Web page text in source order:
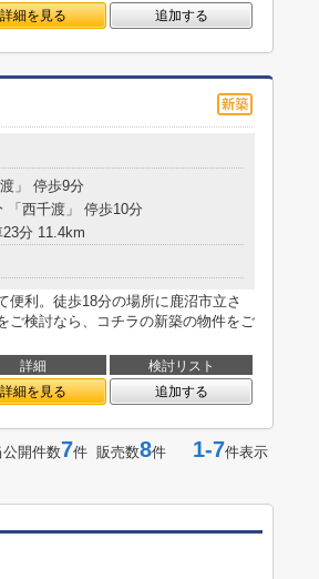
詳細を見る 追加する
」 停歩9分
「西千渡」 停歩10分
23分 11.4km
便利。徒歩18分の場所に鹿沼市立さ
ご検討なら、コチラの新築の物件をご
詳細
検討リスト
詳細を見る 追加する
公開件数7件 販売数8件 1-7件表示